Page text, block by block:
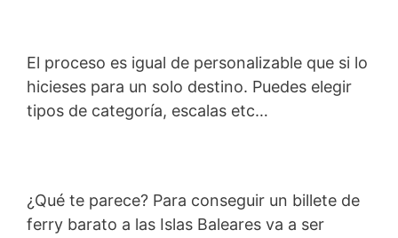
El proceso es igual de personalizable que si lo
hicieses para un solo destino. Puedes elegir
tipos de categoría, escalas etc…
¿Qué te parece? Para conseguir un billete de
ferry barato a las Islas Baleares va a ser